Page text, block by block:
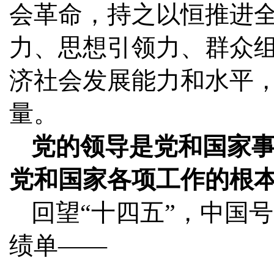
会革命，持之以恒推进
力、思想引领力、群众
济社会发展能力和水平
量。
党的领导是党和国家
党和国家各项工作的根
回望“十四五”，中国
绩单——